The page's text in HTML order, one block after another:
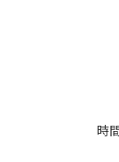
時